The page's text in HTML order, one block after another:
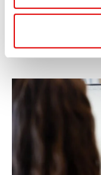
ViaAVIA Super
Toe aan een
Lees verder